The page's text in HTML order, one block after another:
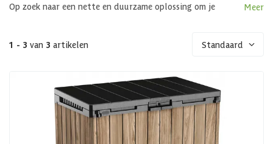
Op zoek naar een nette en duurzame oplossing om je
functionaliteit, ease-of-use én een stijlvolle houtlook.
Meer
1 - 3 van 3 artikelen Standaard